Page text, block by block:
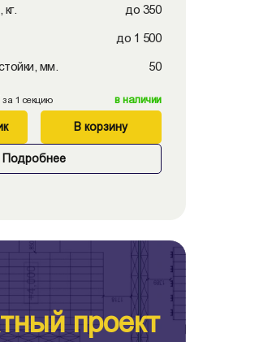
до 350
до 1 500
мм. 50
за 1 секцию в наличии
В корзину
Подробнее
проект